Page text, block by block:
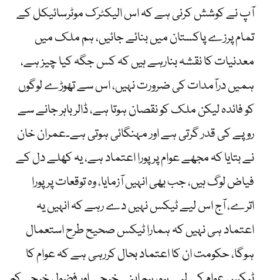
آپ نے کوشش کرنی ہے کہ اس الیکٹرک موٹرسائیکل کے
تمام پرزے پاکستان میں بنائے جائیں، ہم ملک میں
معدنیات کا نقشہ بنارہے ہیں کہ کس جگہ کیا چیز ہے،
ہمیں درآمدات کی ضرورت نہیں، اس سے تھوڑے لوگوں
کو فائدہ لیکن ملک کو نقصان ہوتا ہے، ڈالر باہر جانے سے
روپے کی قدر گرتی ہے اور مہنگائی ہوتی ہے۔عمران خان
نے بتایا کہ مجھے عوام پر پورا اعتماد ہے، یہ کھلے دل کے
فیاض لوگ ہیں، جب بھی انہیں آزمایا، وہ توقعات پر پورا
اترے، آج اس لیے ٹیکس نہیں دے رہے کہ انہیں یہ
اعتماد ہی نہیں کہ ہمارا ٹیکس صحیح طرح استعمال
ہوگا، حکومت ان کا اعتماد بحال کررہی ہے کہ عوام کا